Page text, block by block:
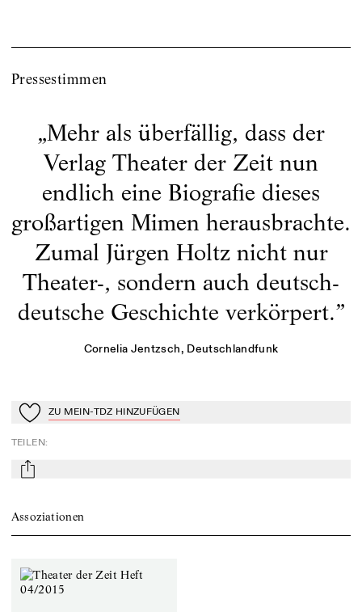
Pressestimmen
„Mehr als überfällig, dass der
Verlag Theater der Zeit nun
endlich eine Biografie dieses
großartigen Mimen herausbrachte.
Zumal Jürgen Holtz nicht nur
Theater-, sondern auch deutsch-
deutsche Geschichte verkörpert.”
Cornelia Jentzsch, Deutschlandfunk
Zu Mein-TdZ hinzufügen
ZU MEIN-TDZ HINZUFÜGEN
TEILEN:
mail
Assoziationen